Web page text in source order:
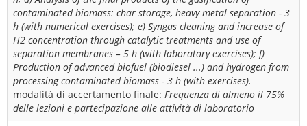
contaminated biomass: char storage, heavy metal separation - 3
h (with numerical exercises); e) Syngas cleaning and increase of
H2 concentration through catalytic treatments and use of
separation membranes – 5 h (with laboratory exercises); f)
Production of advanced biofuel (biodiesel ...) and hydrogen from
processing contaminated biomass - 3 h (with exercises).
modalità di accertamento finale: Frequenza di almeno il 75%
delle lezioni e partecipazione alle attività di laboratorio